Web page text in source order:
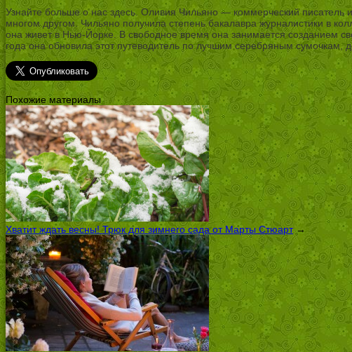
Узнайте больше о нас здесь. Оливия Чильяно — коммерческий писатель
многом другом. Чильяно получила степень бакалавра журналистики в
она живет в Нью-Йорке. В свободное время она занимается созданием
года она обновила этот путеводитель по лучшим серебряным
Похожие материалы
Хватит ждать весны! Трюк для зимнего сада от Марты Стюарт→